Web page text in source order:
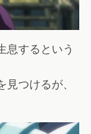
息するという
見つけるが、